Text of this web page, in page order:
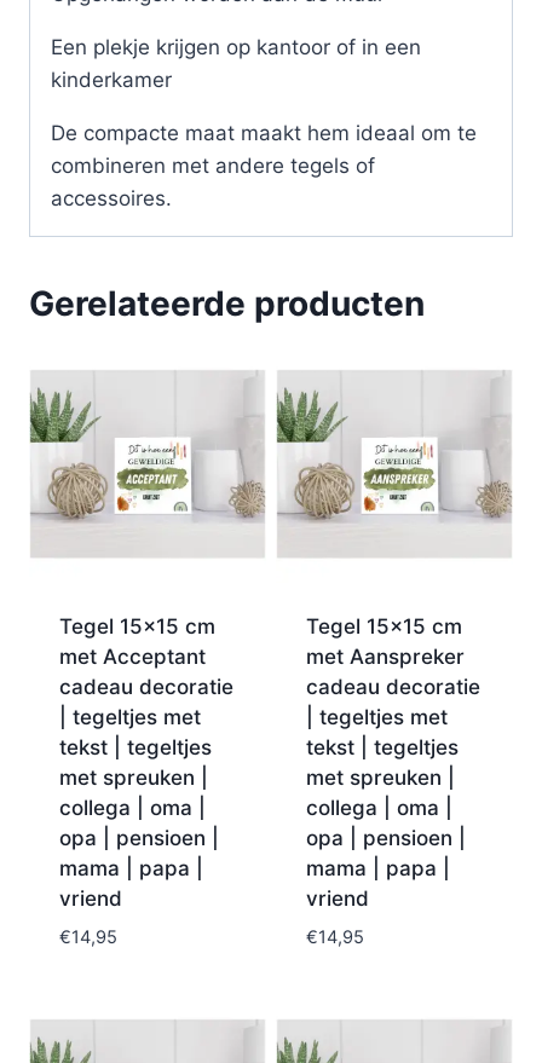
Een plekje krijgen op kantoor of in een
kinderkamer
De compacte maat maakt hem ideaal om te
combineren met andere tegels of
accessoires.
Gerelateerde producten
Tegel 15×15 cm
met Acceptant
cadeau decoratie
| tegeltjes met
tekst | tegeltjes
met spreuken |
collega | oma |
opa | pensioen |
mama | papa |
vriend
€14,95
Tegel 15×15 cm
met Aanspreker
cadeau decoratie
| tegeltjes met
tekst | tegeltjes
met spreuken |
collega | oma |
opa | pensioen |
mama | papa |
vriend
€14,95